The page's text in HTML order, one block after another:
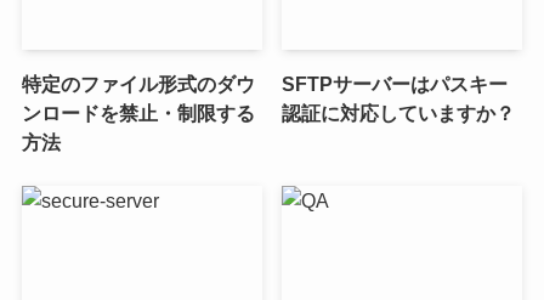
特定のファイル形式のダウ
ンロードを禁止・制限する
方法
SFTPサーバーはパスキー
認証に対応していますか？